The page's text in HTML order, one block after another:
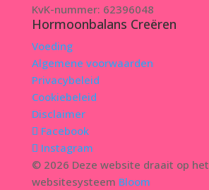
KvK-nummer: 62396048
Hormoonbalans Creëren
Voeding
Algemene voorwaarden
Privacybeleid
Cookiebeleid
Disclaimer
Facebook
Instagram
© 2026 Deze website draait op het
websitesysteem Bloom